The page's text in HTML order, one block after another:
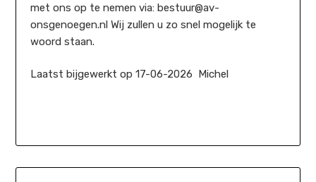
met ons op te nemen via: bestuur@av-
onsgenoegen.nl Wij zullen u zo snel mogelijk te
woord staan.
Laatst bijgewerkt op 17-06-2026 Michel